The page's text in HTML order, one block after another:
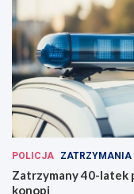
POLICJA ZATRZYMANIA
Zatrzymany 40-latek
konopi